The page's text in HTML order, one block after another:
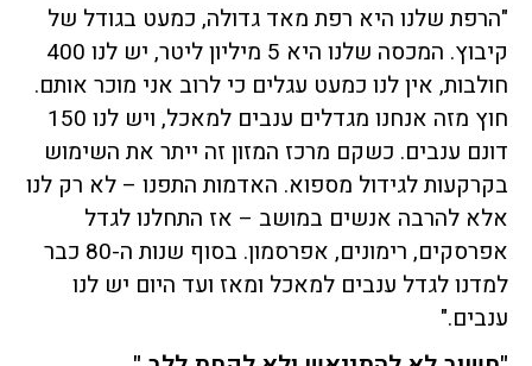
"הרפת שלנו היא רפת מאד גדולה, כמעט בגודל של
קיבוץ. המכסה שלנו היא 5 מיליון ליטר, יש לנו 400
חולבות, אין לנו כמעט עגלים כי לרוב אני מוכר אותם.
חוץ מזה אנחנו מגדלים ענבים למאכל, ויש לנו 150
דונם ענבים. כשקם מרכז המזון זה ייתר את השימוש
בקרקעות לגידול מספוא. האדמות התפנו – לא רק לנו
אלא להרבה אנשים במושב – אז התחלנו לגדל
אפרסקים, רימונים, אפרסמון. בסוף שנות ה-80 כבר
למדנו לגדל ענבים למאכל ומאז ועד היום יש לנו
ענבים."